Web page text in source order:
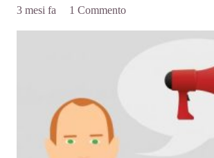
3 mesi fa
1Commento